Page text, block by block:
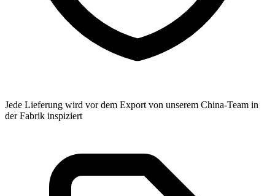
Jede Lieferung wird vor dem Export von unserem China-Team in
der Fabrik inspiziert